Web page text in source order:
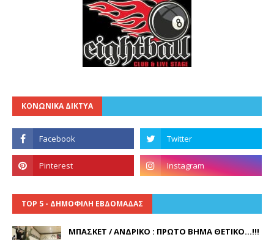
ΚΟΝΩΝΙΚΑ ΔΙΚΤΥΑ
TOP 5 - ΔΗΜΟΦΙΛΗ ΕΒΔΟΜΑΔΑΣ
ΜΠΑΣΚΕΤ / ΑΝΔΡΙΚΟ : ΠΡΩΤΟ ΒΗΜΑ ΘΕΤΙΚΟ...!!!